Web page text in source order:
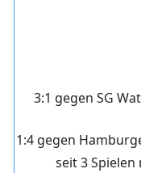
3:1 gegen SG
1:4 gegen
seit 3